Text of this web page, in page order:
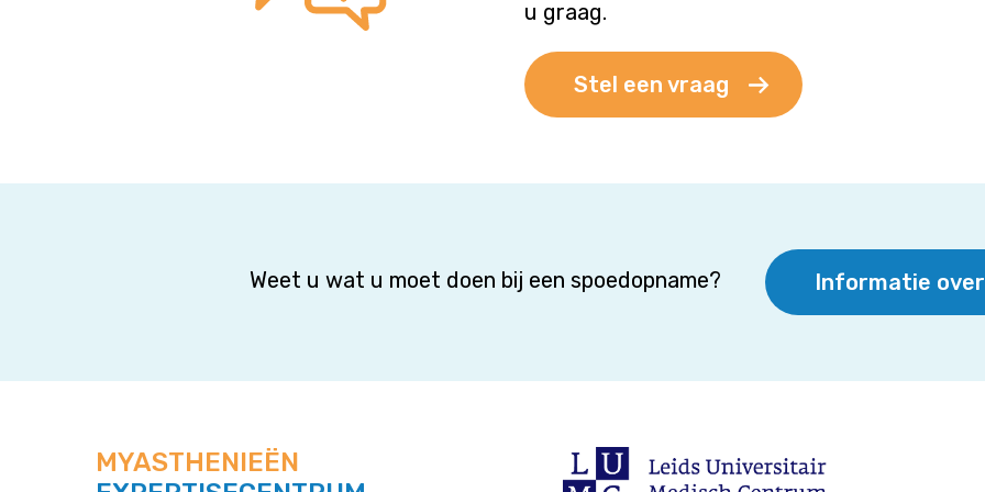
u graag.
Stel een vraag
Weet u wat u moet doen bij een spoedopname? Informatie
MYASTHENIEËN